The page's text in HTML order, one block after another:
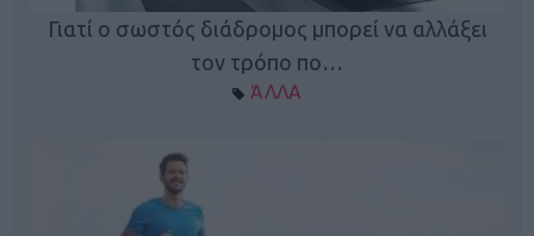
Γιατί ο σωστός διάδρομος μπορεί να αλλάξει
τον τρόπο πο…
ΆΛΛΑ